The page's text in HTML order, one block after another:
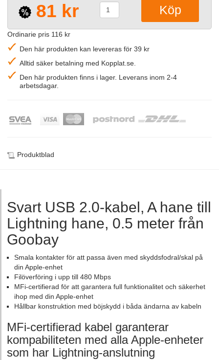
81 kr
Ordinarie pris 116 kr
Den här produkten kan levereras för 39 kr
Alltid säker betalning med Kopplat.se.
Den här produkten finns i lager. Leverans inom 2-4
arbetsdagar.
Produktblad
Svart USB 2.0-kabel, A hane till
Lightning hane, 0.5 meter från
Goobay
Smala kontakter för att passa även med skyddsfodral/skal på
din Apple-enhet
Filöverföring i upp till 480 Mbps
MFi-certifierad för att garantera full funktionalitet och säkerhet
ihop med din Apple-enhet
Hållbar konstruktion med böjskydd i båda ändarna av kabeln
MFi-certifierad kabel garanterar
kompabiliteten med alla Apple-enheter
som har Lightning-anslutning